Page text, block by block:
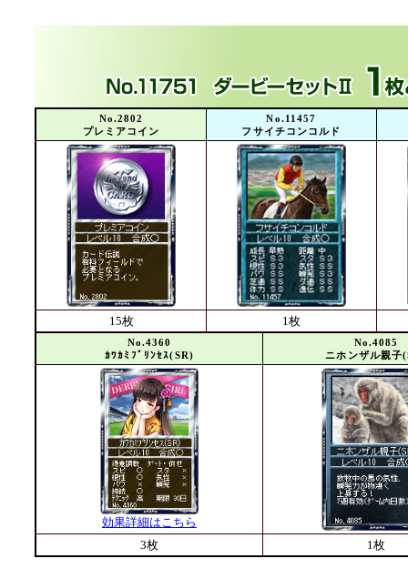
No.2802
プレミアコイン
No.11457
フサイチコンコルド
15枚 1枚
No.4360
ｶﾜｶﾐﾌﾟﾘﾝｾｽ(SR)
No.4085
ニホンザル親子
効果詳細はこちら
3枚
1枚